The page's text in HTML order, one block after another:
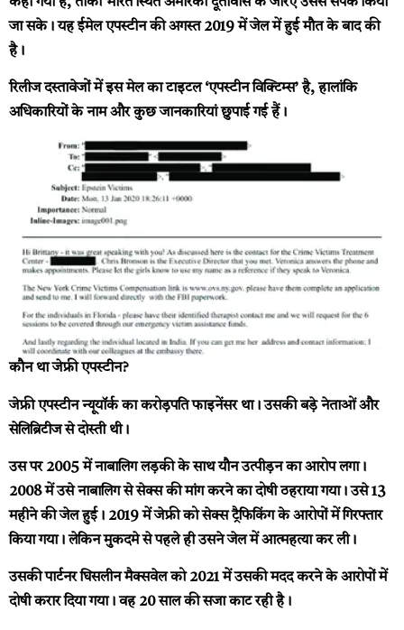
जा सके। यह ईमेल एपस्टीन की अगस्त 2019 में जेल में हुई मौत के बाद की
है।
रिलीज दस्तावेजों में इस मेल का टाइटल ‘एपस्टीन विक्टिम्स’ है, हालांकि
अधिकारियों के नाम और कुछ जानकारियां छुपाई गई हैं।
कौन था जेफ्री एपस्टीन?
जेफ्री एपस्टीन न्यूयॉर्क का करोड़पति फाइनेंसर था। उसकी बड़े नेताओं और
सेलिब्रिटीज से दोस्ती थी।
उस पर 2005 में नाबालिग लड़की के साथ यौन उत्पीड़न का आरोप लगा।
2008 में उसे नाबालिग से सेक्स की मांग करने का दोषी ठहराया गया। उसे 13
महीने की जेल हुई। 2019 में जेफ्री को सेक्स ट्रैफिकिंग के आरोपों में गिरफ्तार
किया गया। लेकिन मुकदमे से पहले ही उसने जेल में आत्महत्या कर ली।
उसकी पार्टनर घिसलीन मैक्सवेल को 2021 में उसकी मदद करने के आरोपों में
दोषी करार दिया गया। वह 20 साल की सजा काट रही है।